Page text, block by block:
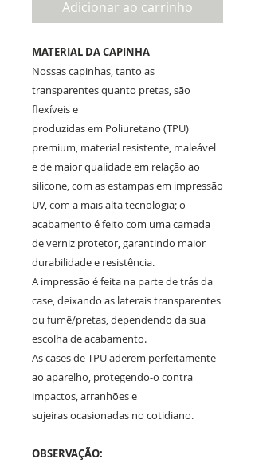
Adicionar ao carrinho
MATERIAL DA CAPINHA
Nossas capinhas, tanto as
transparentes quanto pretas, são
flexíveis e
produzidas em Poliuretano (TPU)
premium, material resistente, maleável
e de maior qualidade em relação ao
silicone, com as estampas em impressão
UV, com a mais alta tecnologia; o
acabamento é feito com uma camada
de verniz protetor, garantindo maior
durabilidade e resistência.
A impressão é feita na parte de trás da
case, deixando as laterais transparentes
ou fumê/pretas, dependendo da sua
escolha de acabamento.
As cases de TPU aderem perfeitamente
ao aparelho, protegendo-o contra
impactos, arranhões e
sujeiras ocasionadas no cotidiano.
OBSERVAÇÃO: